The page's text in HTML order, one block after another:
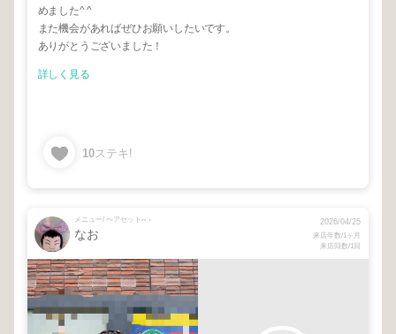
めました^ ^
また機会があればぜひお願いしたいです。
ありがとうございました！
詳しく見る
10ステキ!
メニュー/ ヘアセット⑅ ⋆
なお
2026/04/25
来店年数/1ヶ月
来店回数/1回